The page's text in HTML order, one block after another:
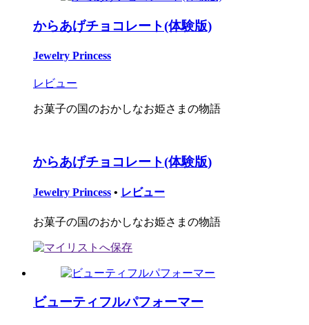
からあげチョコレート(体験版)
Jewelry Princess
レビュー
お菓子の国のおかしなお姫さまの物語
からあげチョコレート(体験版)
Jewelry Princess • レビュー
お菓子の国のおかしなお姫さまの物語
ビューティフルパフォーマー